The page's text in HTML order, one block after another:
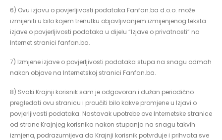
6) Ovu izjavu o povjerljivosti podataka Fanfan.ba d.o.o. može
izmijeniti u bilo kojem trenutku objavljivanjem izmijenjenog teksta
izjave o povjerljivosti podataka u dijelu “Izjave o privatnosti” na
Internet stranici fanfan.ba.
7) Izmjene izjave o povjerljivosti podataka stupa na snagu odmah
nakon objave na Internetskoj stranici Fanfan.ba.
8) Svaki Krajnji korisnik sam je odgovoran i dužan periodično
pregledati ovu stranicu i proučiti bilo kakve promjene u Izjavi o
povjerljivosti podataka. Nastavak upotrebe ove Internetske stranice
od strane Krajnjeg korisnika nakon stupanja na snagu takvih
izmjena, podrazumijeva da Krajnji korisnik potvrđuje i prihvata sve